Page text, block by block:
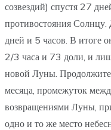
созвездий) спустя 27
противостояния Солнцу.
дней и 5 часов. В итоге
2/3 часа и 73 доли, и
новой Луны.
месяца, промежуток
возвращениями Луны,
одно и то же место